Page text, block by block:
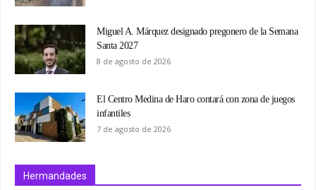
Miguel A. Márquez designado pregonero de la Semana
Santa 2027
8 de agosto de 2026
El Centro Medina de Haro contará con zona de juegos
infantiles
7 de agosto de 2026
Hermandades